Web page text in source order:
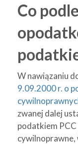
Co
W nawiązaniu
9.09.2000 r. o
zwanej dalej
podatkiem
cywilnoprawne,